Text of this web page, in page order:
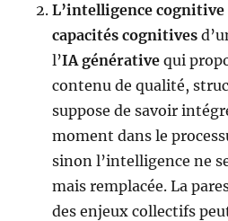
L’intelligence cognitive
capacités cognitives
l’IA générative qui
contenu de qualité,
suppose de savoir
moment dans le
sinon l’intelligence ne
mais remplacée. La
des enjeux collectifs